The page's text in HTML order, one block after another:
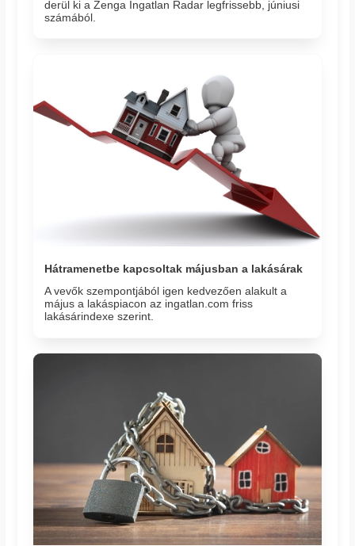
derül ki a Zenga Ingatlan Radar legfrissebb, júniusi
számából.
Hátramenetbe kapcsoltak májusban a lakásárak
A vevők szempontjából igen kedvezően alakult a
május a lakáspiacon az ingatlan.com friss
lakásárindexe szerint.